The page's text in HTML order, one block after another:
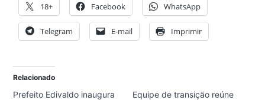
18+ Facebook WhatsApp
Telegram E-mail Imprimir
Relacionado
Prefeito Edivaldo inaugura
Equipe de transição reúne